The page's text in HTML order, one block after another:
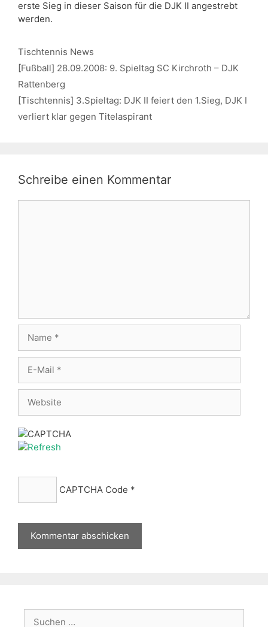
erste Sieg in dieser Saison für die DJK II angestrebt
werden.
Kategorien
Tischtennis News
[Fußball] 28.09.2008: 9. Spieltag SC Kirchroth – DJK
Rattenberg
[Tischtennis] 3.Spieltag: DJK II feiert den 1.Sieg, DJK I
verliert klar gegen Titelaspirant
Schreibe einen Kommentar
Mail
CAPTCHA Code *